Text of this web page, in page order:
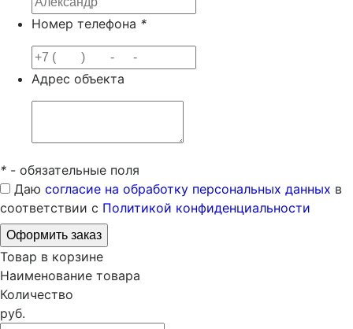
Номер телефона *
Адрес объекта
* - обязательные поля
Даю согласие на обработку персональных данных в
соответствии с Политикой конфиденциальности
Товар в корзине
Наименование товара
Количество
руб.